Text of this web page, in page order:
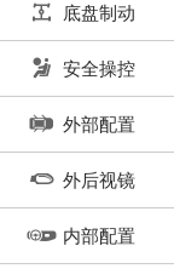
底盘制动
安全操控
外部配置
外后视镜
内部配置